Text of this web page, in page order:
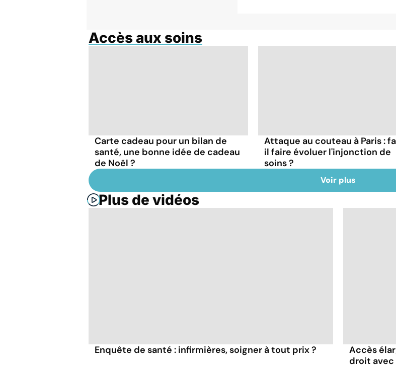
Accès aux soins
Carte cadeau pour un bilan de
santé, une bonne idée de cadeau
de Noël ?
Attaque au couteau à Paris :
il faire évoluer l'injonction de
soins ?
Voir plus
Plus de vidéos
Enquête de santé : infirmières, soigner à tout prix ?
Accès
droit avec